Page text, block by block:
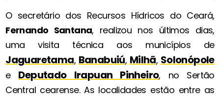
O secretário dos Recursos Hídricos do Ceará,
Fernando Santana, realizou nos últimos dias,
uma visita técnica aos municípios de
Jaguaretama, Banabuiú, Milhã, Solonópole
e Deputado Irapuan Pinheiro, no Sertão
Central cearense. As localidades estão entre as